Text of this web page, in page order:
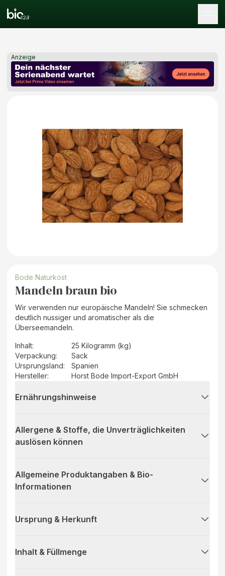
Anzeige
Bode Naturkost
Mandeln braun bio
Wir verwenden nur europäische Mandeln! Sie schmecken
deutlich nussiger und aromatischer als die
Überseemandeln.
Inhalt:
25 Kilogramm (kg)
Verpackung:
Sack
Ursprungsland:
Spanien
Hersteller: Horst Bode Import-Export GmbH
Ernährungshinweise
Allergene & Stoffe, die Unverträglichkeiten
auslösen können
Allgemeine Produktangaben & Bio-
Informationen
Ursprung & Herkunft
Inhalt & Füllmenge